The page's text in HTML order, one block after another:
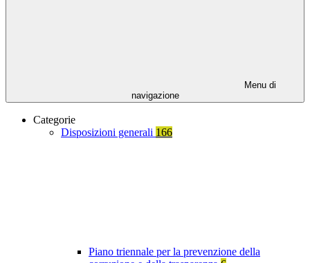
Menu di
navigazione
Categorie
Disposizioni generali 166
Piano triennale per la prevenzione della